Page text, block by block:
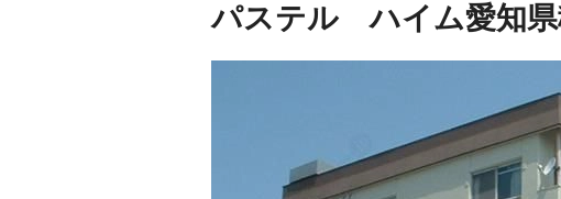
パステル ハイム愛知